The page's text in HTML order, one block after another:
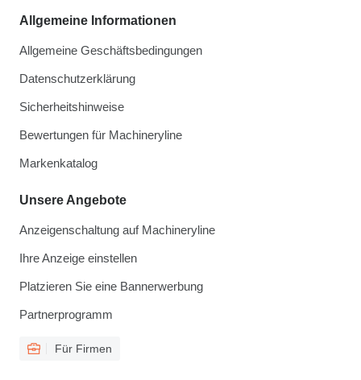
Allgemeine Informationen
Allgemeine Geschäftsbedingungen
Datenschutzerklärung
Sicherheitshinweise
Bewertungen für Machineryline
Markenkatalog
Unsere Angebote
Anzeigenschaltung auf Machineryline
Ihre Anzeige einstellen
Platzieren Sie eine Bannerwerbung
Partnerprogramm
Für Firmen